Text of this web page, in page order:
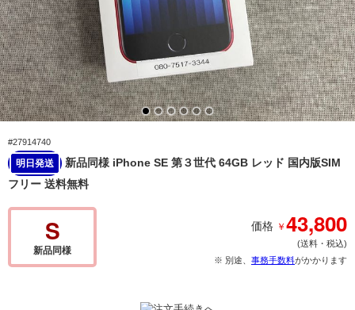
#27914740
明日発送
新品同様 iPhone SE 第３世代 64GB レッド 国内版SIM
フリー 送料無料
S
新品同様
価格 ￥43,800
(送料・税込)
※ 別途、 事務手数料がかかります